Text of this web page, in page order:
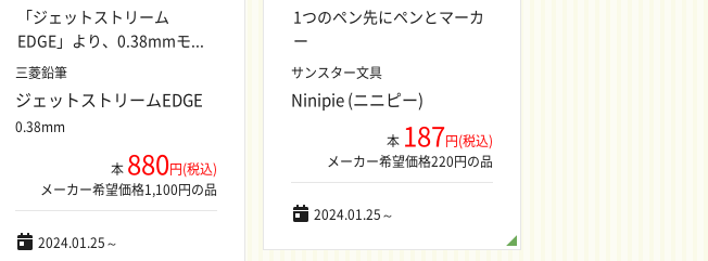
「ジェットストリーム
EDGE」より、0.38mmモ...
三菱鉛筆
ジェットストリームEDGE
0.38mm
本 880円(税込)
メーカー希望価格1,100円の品
2024.01.25～
1つのペン先にペンとマーカ
ー
サンスター文具
Ninipie (ニニピー)
本 187円(税込)
メーカー希望価格220円の品
2024.01.25～